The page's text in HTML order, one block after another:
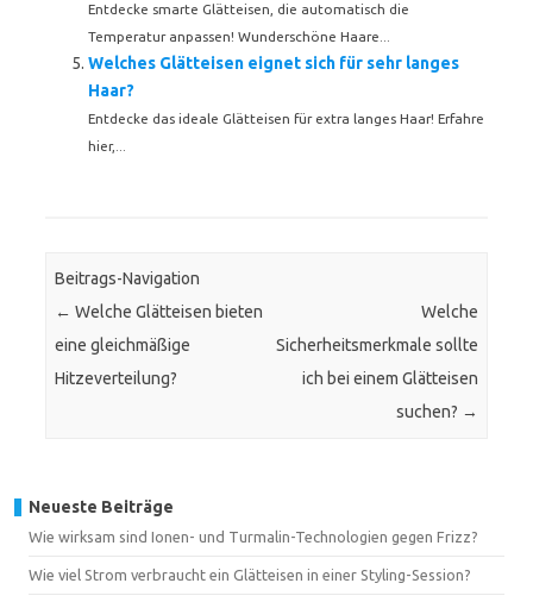
Entdecke smarte Glätteisen, die automatisch die
Temperatur anpassen! Wunderschöne Haare...
Welches Glätteisen eignet sich für sehr langes
Haar?
Entdecke das ideale Glätteisen für extra langes Haar! Erfahre
hier,...
Beitrags-Navigation
← Welche Glätteisen bieten
eine gleichmäßige
Hitzeverteilung?
Welche
Sicherheitsmerkmale sollte
ich bei einem Glätteisen
suchen? →
Neueste Beiträge
Wie wirksam sind Ionen- und Turmalin-Technologien gegen Frizz?
Wie viel Strom verbraucht ein Glätteisen in einer Styling-Session?